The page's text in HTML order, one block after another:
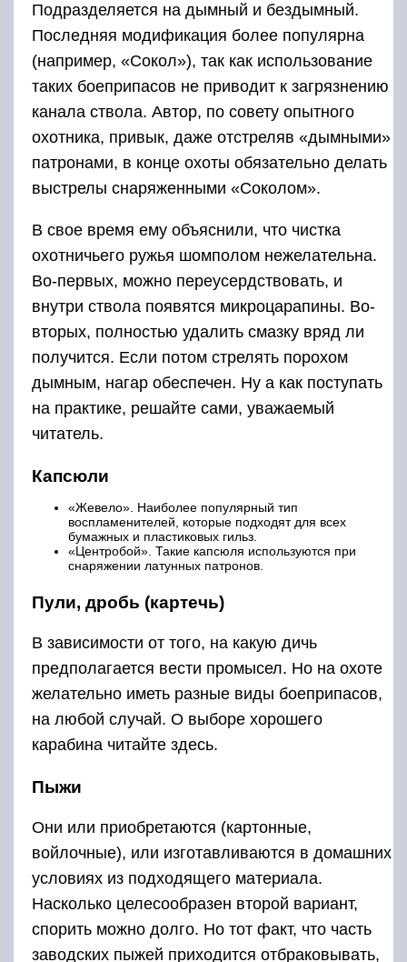
Подразделяется на дымный и бездымный.
Последняя модификация более популярна
(например, «Сокол»), так как использование
таких боеприпасов не приводит к загрязнению
канала ствола. Автор, по совету опытного
охотника, привык, даже отстреляв «дымными»
патронами, в конце охоты обязательно делать
выстрелы снаряженными «Соколом».
В свое время ему объяснили, что чистка
охотничьего ружья шомполом нежелательна.
Во-первых, можно переусердствовать, и
внутри ствола появятся микроцарапины. Во-
вторых, полностью удалить смазку вряд ли
получится. Если потом стрелять порохом
дымным, нагар обеспечен. Ну а как поступать
на практике, решайте сами, уважаемый
читатель.
Капсюли
«Жевело». Наиболее популярный тип
воспламенителей, которые подходят для всех
бумажных и пластиковых гильз.
«Центробой». Такие капсюля используются при
снаряжении латунных патронов.
Пули, дробь (картечь)
В зависимости от того, на какую дичь
предполагается вести промысел. Но на охоте
желательно иметь разные виды боеприпасов,
на любой случай. О выборе хорошего
карабина читайте здесь.
Пыжи
Они или приобретаются (картонные,
войлочные), или изготавливаются в домашних
условиях из подходящего материала.
Насколько целесообразен второй вариант,
спорить можно долго. Но тот факт, что часть
заводских пыжей приходится отбраковывать,